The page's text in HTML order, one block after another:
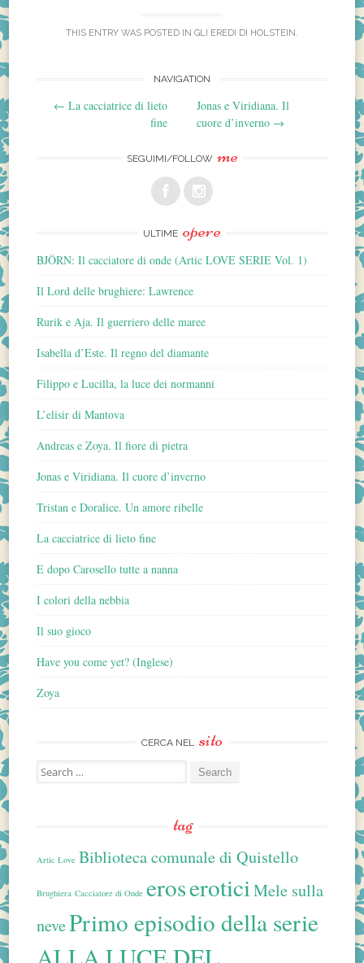
THIS ENTRY WAS POSTED IN GLI EREDI DI HOLSTEIN .
NAVIGATION
← La cacciatrice di lieto
fine
Jonas e Viridiana. Il
cuore d’inverno →
SEGUIMI/FOLLOW me
ULTIME opere
BJÖRN: Il cacciatore di onde (Artic LOVE SERIE Vol. 1)
Il Lord delle brughiere: Lawrence
Rurik e Aja. Il guerriero delle maree
Isabella d’Este. Il regno del diamante
Filippo e Lucilla, la luce dei normanni
L’elisir di Mantova
Andreas e Zoya. Il fiore di pietra
Jonas e Viridiana. Il cuore d’inverno
Tristan e Doralice. Un amore ribelle
La cacciatrice di lieto fine
E dopo Carosello tutte a nanna
I colori della nebbia
Il suo gioco
Have you come yet? (Inglese)
Zoya
CERCA NEL sito
Search
for:
tag
Artic Love Biblioteca comunale di Quistello
Brughiera Cacciatore di Onde eroseroticiMele sulla
nevePrimo episodio della serie